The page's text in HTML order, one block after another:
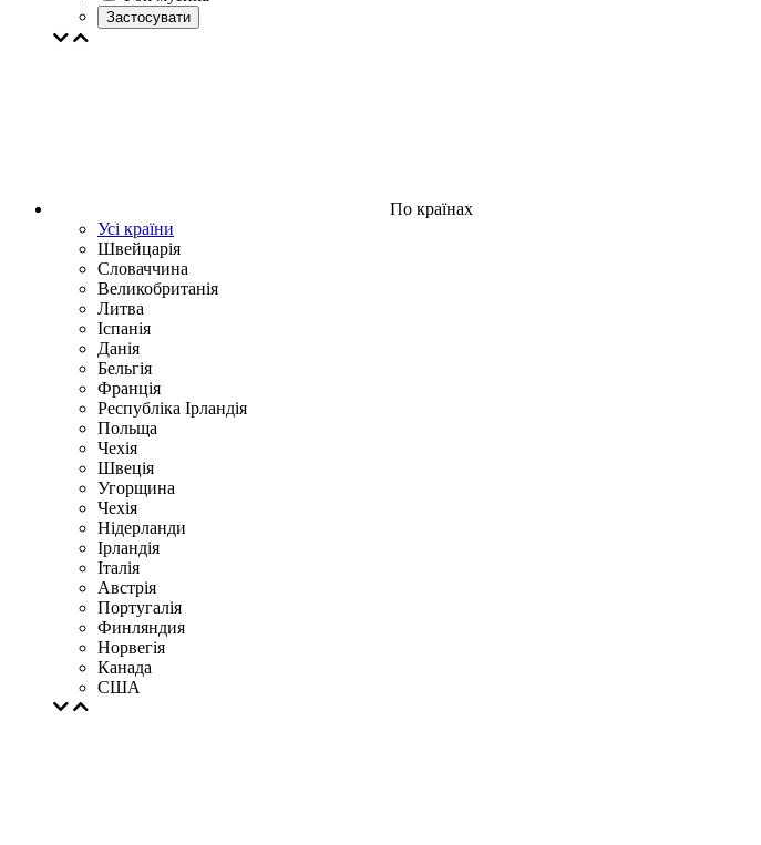
Застосувати
По країнах
Усі країни
Швейцарія
Словаччина
Великобританія
Литва
Іспанія
Данія
Бельгія
Франція
Республіка Ірландія
Польща
Чехія
Швецiя
Угорщина
Чехія
Нідерланди
Iрландія
Iталiя
Австрія
Португалія
Финляндия
Норвегія
Канада
США